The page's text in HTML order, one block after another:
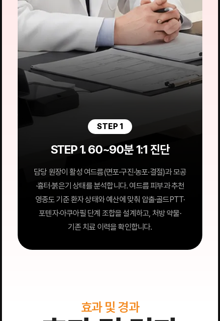
STEP 1
STEP 1. 60~90분 1:1 진단
담당 원장이 활성 여드름(면포·구진·농포·결절)과 모공
·흉터·붉은기 상태를 분석합니다. 여드름 피부과 추천
영종도 기준 환자 상태와 예산에 맞춰 압출·골드PTT·
포텐자·아쿠아필 단계 조합을 설계하고, 처방 약물·
기존 치료 이력을 확인합니다.
효과 및 경과